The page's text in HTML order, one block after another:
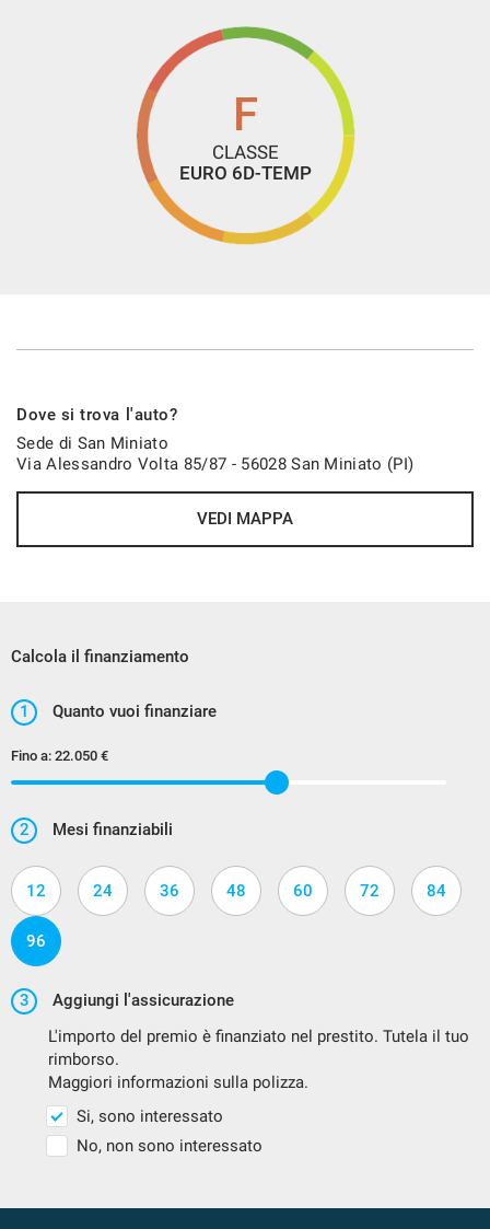
F
CLASSE
EURO 6D-TEMP
Dove si trova l'auto?
Sede di San Miniato
Via Alessandro Volta 85/87 - 56028 San Miniato (PI)
VEDI MAPPA
Calcola il finanziamento
1 Quanto vuoi finanziare
Fino a: 22.050 €
2 Mesi finanziabili
12 24 36 48 60 72 84
96
3
Aggiungi l'assicurazione
L'importo del premio è finanziato nel prestito. Tutela il tuo
rimborso.
Maggiori informazioni sulla polizza.
Si, sono interessato
No, non sono interessato